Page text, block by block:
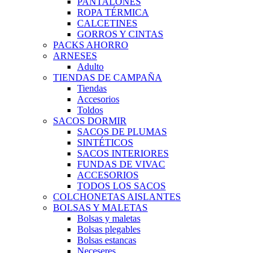
ROPA TÉRMICA
CALCETINES
GORROS Y CINTAS
PACKS AHORRO
ARNESES
Adulto
TIENDAS DE CAMPAÑA
Tiendas
Accesorios
Toldos
SACOS DORMIR
SACOS DE PLUMAS
SINTÉTICOS
SACOS INTERIORES
FUNDAS DE VIVAC
ACCESORIOS
TODOS LOS SACOS
COLCHONETAS AISLANTES
BOLSAS Y MALETAS
Bolsas y maletas
Bolsas plegables
Bolsas estancas
Neceseres